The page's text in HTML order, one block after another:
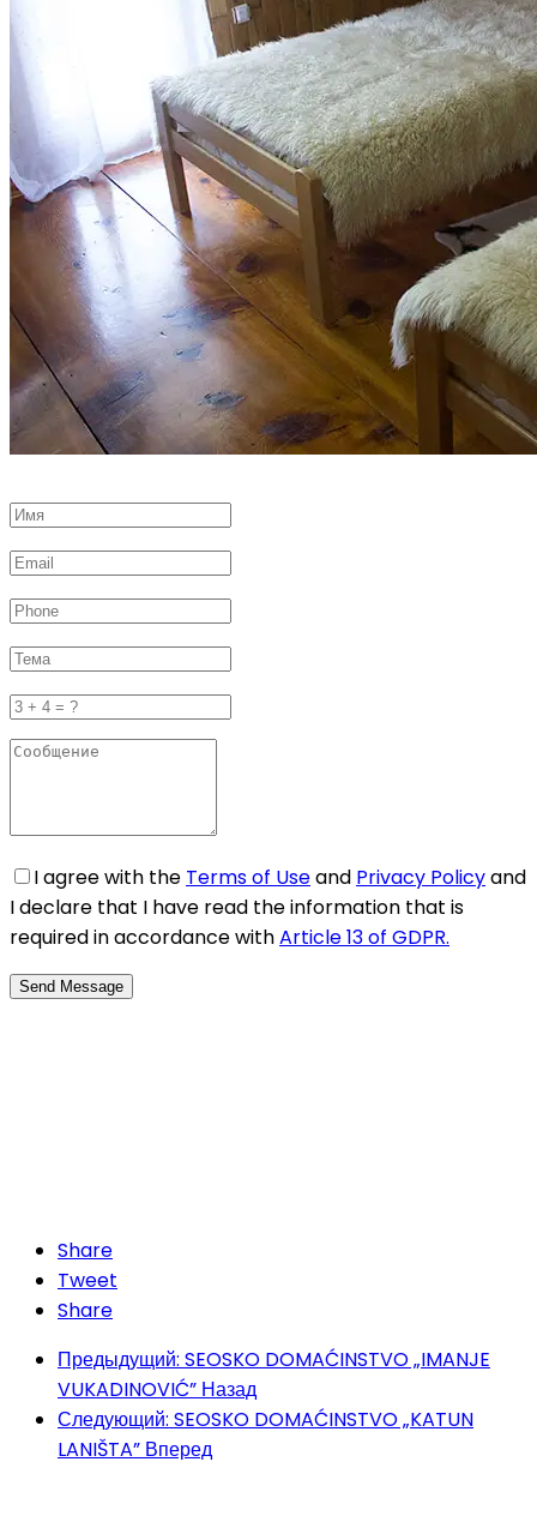
I agree with the Terms of Useand Privacy Policyand
I declare that I have read the information that is
required in accordance withArticle 13 of GDPR.
Send Message
Share
Tweet
Share
Предыдущий: SEOSKO DOMAĆINSTVO „IMANJE
VUKADINOVIĆ” Назад
Следующий: SEOSKO DOMAĆINSTVO „KATUN
LANIŠTA” Вперед